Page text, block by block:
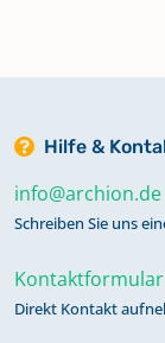
Hilfe &
info@archion.de
Schreiben Sie uns
Kontaktformular
Direkt Kontakt